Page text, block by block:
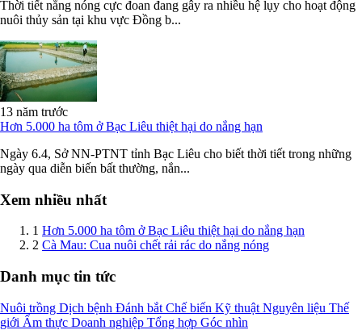
Thời tiết nắng nóng cực đoan đang gây ra nhiều hệ lụy cho hoạt động
nuôi thủy sản tại khu vực Đồng b...
13 năm trước
Hơn 5.000 ha tôm ở Bạc Liêu thiệt hại do nắng hạn
Ngày 6.4, Sở NN-PTNT tỉnh Bạc Liêu cho biết thời tiết trong những
ngày qua diễn biến bất thường, nắn...
Xem nhiều nhất
1 Hơn 5.000 ha tôm ở Bạc Liêu thiệt hại do nắng hạn
2 Cà Mau: Cua nuôi chết rải rác do nắng nóng
Danh mục tin tức
Nuôi trồng Dịch bệnh Đánh bắt Chế biến Kỹ thuật Nguyên liệu Thế
giới Ẩm thực Doanh nghiệp Tổng hợp Góc nhìn